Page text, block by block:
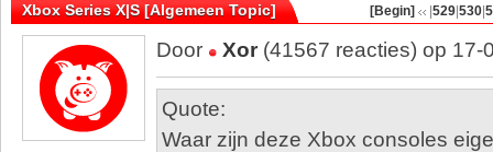
Xbox Series X|S [Algemeen Topic] [Begin] 529 530
Door Xor (41567 reacties) op 17-
Quote:
Waar zijn deze Xbox consoles